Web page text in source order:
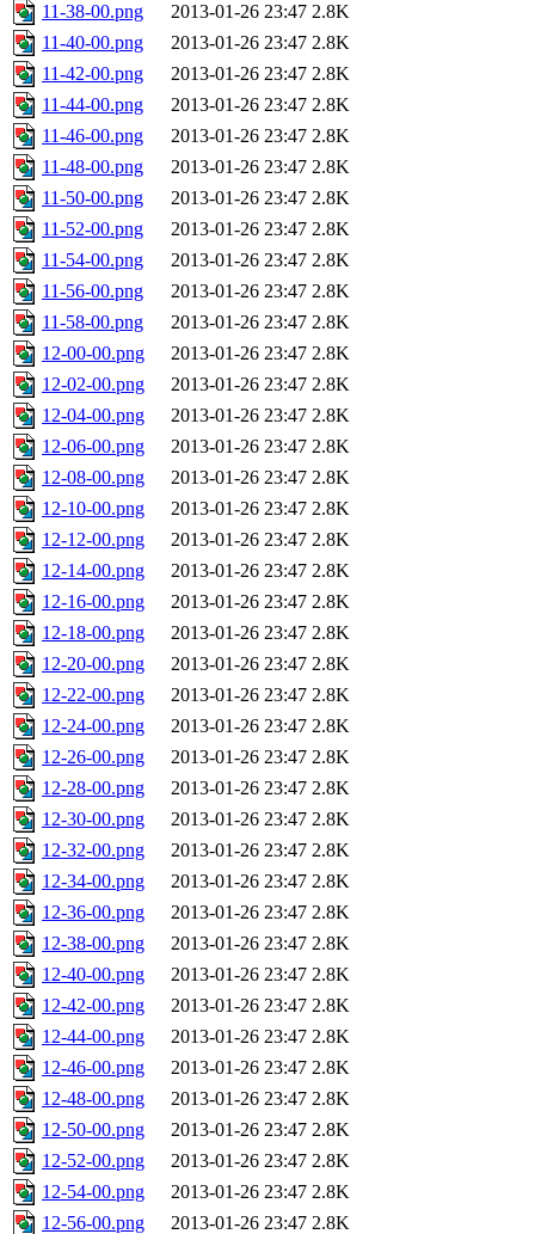
11-38-00.png
2013-01-26 23:47 2.8K
11-40-00.png
2013-01-26 23:47 2.8K
11-42-00.png
2013-01-26 23:47 2.8K
11-44-00.png
2013-01-26 23:47 2.8K
11-46-00.png
2013-01-26 23:47 2.8K
11-48-00.png
2013-01-26 23:47 2.8K
11-50-00.png
2013-01-26 23:47 2.8K
11-52-00.png
2013-01-26 23:47 2.8K
11-54-00.png
2013-01-26 23:47 2.8K
11-56-00.png
2013-01-26 23:47 2.8K
11-58-00.png
2013-01-26 23:47 2.8K
12-00-00.png
2013-01-26 23:47 2.8K
12-02-00.png
2013-01-26 23:47 2.8K
12-04-00.png
2013-01-26 23:47 2.8K
12-06-00.png
2013-01-26 23:47 2.8K
12-08-00.png
2013-01-26 23:47 2.8K
12-10-00.png
2013-01-26 23:47 2.8K
12-12-00.png
2013-01-26 23:47 2.8K
12-14-00.png
2013-01-26 23:47 2.8K
12-16-00.png
2013-01-26 23:47 2.8K
12-18-00.png
2013-01-26 23:47 2.8K
12-20-00.png
2013-01-26 23:47 2.8K
12-22-00.png
2013-01-26 23:47 2.8K
12-24-00.png
2013-01-26 23:47 2.8K
12-26-00.png
2013-01-26 23:47 2.8K
12-28-00.png
2013-01-26 23:47 2.8K
12-30-00.png
2013-01-26 23:47 2.8K
12-32-00.png
2013-01-26 23:47 2.8K
12-34-00.png
2013-01-26 23:47 2.8K
12-36-00.png
2013-01-26 23:47 2.8K
12-38-00.png
2013-01-26 23:47 2.8K
12-40-00.png
2013-01-26 23:47 2.8K
12-42-00.png
2013-01-26 23:47 2.8K
12-44-00.png
2013-01-26 23:47 2.8K
12-46-00.png
2013-01-26 23:47 2.8K
12-48-00.png
2013-01-26 23:47 2.8K
12-50-00.png
2013-01-26 23:47 2.8K
12-52-00.png
2013-01-26 23:47 2.8K
12-54-00.png
2013-01-26 23:47 2.8K
12-56-00.png
2013-01-26 23:47 2.8K